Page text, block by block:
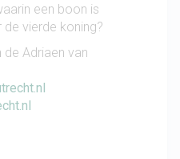
een boon is
vierde koning?
de Adriaen van